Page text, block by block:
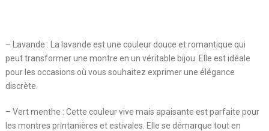
– Lavande : La lavande est une couleur douce et romantique qui
peut transformer une montre en un véritable bijou. Elle est idéale
pour les occasions où vous souhaitez exprimer une élégance
discrète.
– Vert menthe : Cette couleur vive mais apaisante est parfaite pour
les montres printanières et estivales. Elle se démarque tout en